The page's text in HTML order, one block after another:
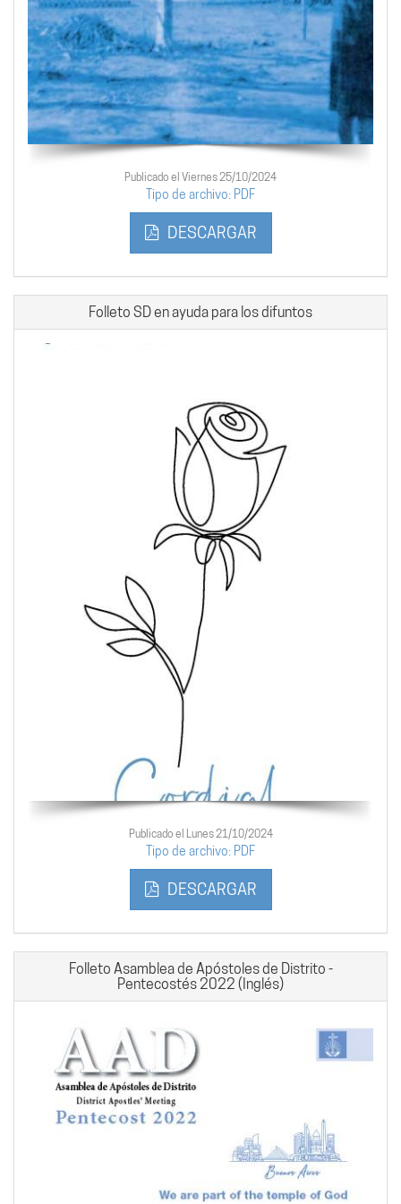
Publicado el Viernes 25/10/2024
Tipo de archivo: PDF
DESCARGAR
Folleto SD en ayuda para los difuntos
Publicado el Lunes 21/10/2024
Tipo de archivo: PDF
DESCARGAR
Folleto Asamblea de Apóstoles de Distrito -
Pentecostés 2022 (Inglés)